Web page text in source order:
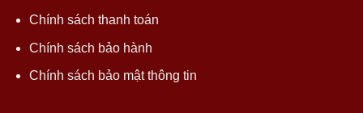
Chính sách thanh toán
Chính sách bảo hành
Chính sách bảo mật thông tin